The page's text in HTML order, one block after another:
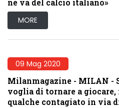
ne va del calcio italiano»
MORE
09 Mag 2020
Milanmagazine - MILAN -
voglia di tornare a giocare,
qualche contagiato in via